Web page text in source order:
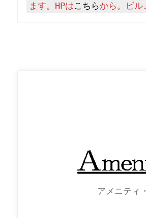
ます。HPはこちらから。ビル
アメニティ